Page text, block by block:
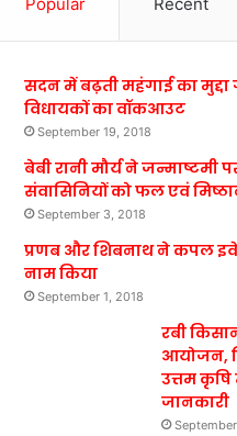
सदन में बढ़ती महंगाई का मुद्दा
विधायकों का वॉकआउट
September 19, 2018
बेबी रानी मौर्य ने जन्माष्टमी
संवासिनियों को फल एवं
September 3, 2018
प्रणब और शिबनाथ ने कपल
नाम किया
September 1, 2018
रबी
आयोजन,
उत्तम
जानकारी